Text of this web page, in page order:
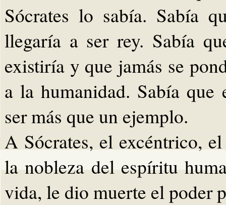
Sócrates lo sabía. Sabía
llegaría a ser rey. Sabía
existiría y que jamás se
a la humanidad. Sabía
ser más que un ejemplo.
A Sócrates, el excéntrico,
la nobleza del espíritu
vida, le dio muerte el poder